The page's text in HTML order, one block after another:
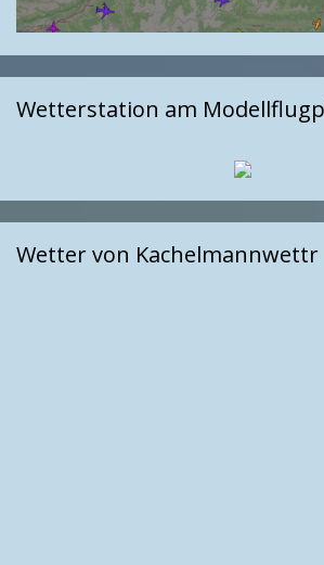
Wetterstation am
Wetter von Kachelmannwettr